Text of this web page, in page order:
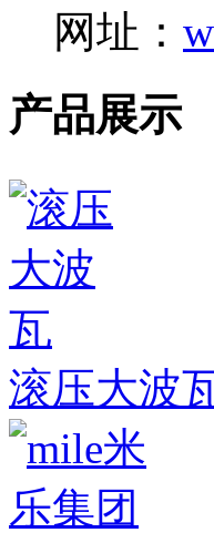
网址：
产品展示
滚压大波